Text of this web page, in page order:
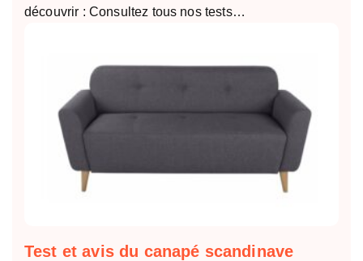
découvrir : Consultez tous nos tests…
Test et avis du canapé scandinave